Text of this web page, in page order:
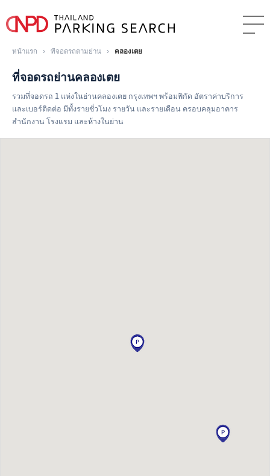
หน้าแรก › ที่จอดรถตามย่าน › คลองเตย
ที่จอดรถย่านคลองเตย
รวมที่จอดรถ 1 แห่งในย่านคลองเตย กรุงเทพฯ พร้อมพิกัด อัตราค่าบริการ
และเบอร์ติดต่อ มีทั้งรายชั่วโมง รายวัน และรายเดือน ครอบคลุมอาคาร
สำนักงาน โรงแรม และห้างในย่าน